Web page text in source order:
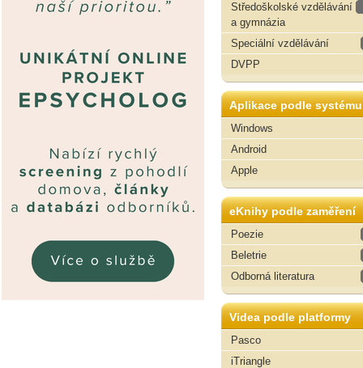
Středoškolské vzdělávání
a gymnázia
Speciální vzdělávání
DVPP
Aplikace podle systému
Windows
Android
Apple
eKnihy podle zaměření
Poezie
Beletrie
Odborná literatura
Videa podle platformy
Pasco
iTriangle